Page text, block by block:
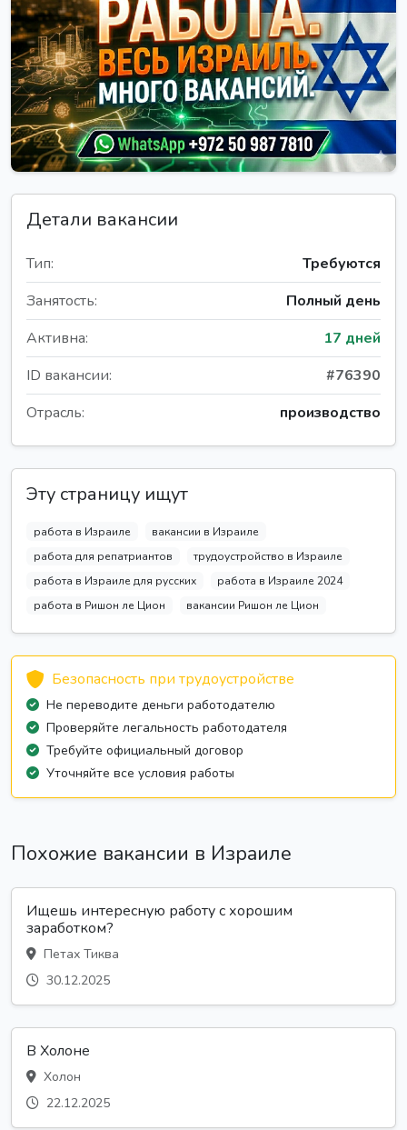
Детали вакансии
Тип:
Требуются
Занятость:
Полный день
Активна:
17 дней
ID вакансии:
#76390
Отрасль:
производство
Эту страницу ищут
работа в Израиле
вакансии в Израиле
работа для репатриантов
трудоустройство в Израиле
работа в Израиле для русских
работа в Израиле 2024
работа в Ришон ле Цион
вакансии Ришон ле Цион
Безопасность при трудоустройстве
Не переводите деньги работодателю
Проверяйте легальность работодателя
Требуйте официальный договор
Уточняйте все условия работы
Похожие вакансии в Израиле
Ищешь интересную работу с хорошим
заработком?
Петах Тиква
30.12.2025
В Холоне
Холон
22.12.2025